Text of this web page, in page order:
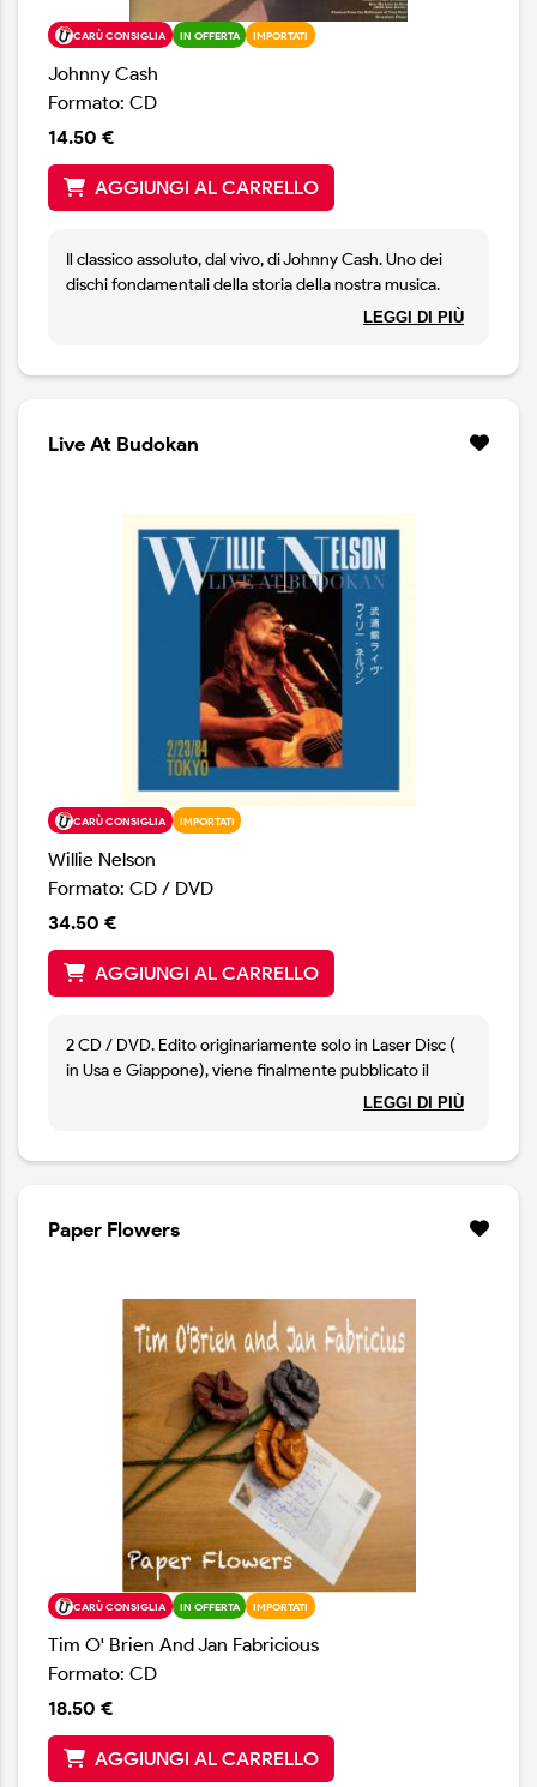
CARÙ CONSIGLIA IN OFFERTA IMPORTATI
Johnny Cash
Formato: CD
14.50 €
AGGIUNGI AL CARRELLO
Il classico assoluto, dal vivo, di Johnny Cash. Uno dei
dischi fondamentali della storia della nostra musica.
Nuova versione rimasterizzata dello splendidoLEGGI DI PIÙ
Live At Budokan
CARÙ CONSIGLIA IMPORTATI
Willie Nelson
Formato: CD / DVD
34.50 €
AGGIUNGI AL CARRELLO
2 CD / DVD. Edito originariamente solo in Laser Disc (
in Usa e Giappone), viene finalmente pubblicato il
concerto che Willie Nelson tenne il 18 novembre del
family ( Bobbie Nelson al pianoforte, Paul English alla
batteria, Grady Martin alla chitarra, Jody Payne alla
all'armonica), eseguono un lungo concerto, con 27
canzoni che vanno da Wiskey River a Luckenbach
Texas, Only Daddy That'll Walk The Line, Without a
Song, Always On My Mind, Good Hearted Woman, Me
and Bobby McGee, On The Road Again, Mammas Don't
Let Your Babies Grow Up To Be Cowboys, Georgia On
My Mind, Stardust, Blue Skies. Lo show, completo,
appare poi anche nella versione in DVD.
LEGGI DI PIÙ
Paper Flowers
CARÙ CONSIGLIA IN OFFERTA IMPORTATI
Tim O' Brien And Jan Fabricious
Formato: CD
18.50 €
AGGIUNGI AL CARRELLO